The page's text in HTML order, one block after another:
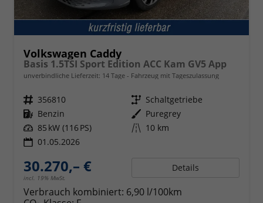
Volkswagen Caddy
Basis 1.5TSI Sport Edition ACC Kam GV5 App
unverbindliche Lieferzeit: 14 Tage Fahrzeug mit Tageszulassung
Fahrzeugnr. 356810 Getriebe Schaltgetriebe
Kraftstoff Benzin Außenfarbe Puregrey
Leistung 85 kW (116 PS) Kilometerstand 10 km
01.05.2026
30.270,– €
incl. 19% MwSt.
Details
Verbrauch kombiniert: 6,90 l/100km